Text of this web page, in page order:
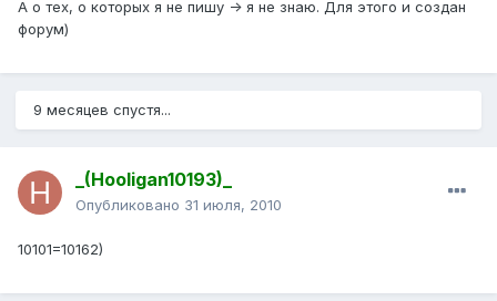
А о тех, о которых я не пишу -> я не знаю. Для этого и создан
форум)
9 месяцев спустя...
_(Hooligan10193)_
Опубликовано 31 июля, 2010
10101=10162)